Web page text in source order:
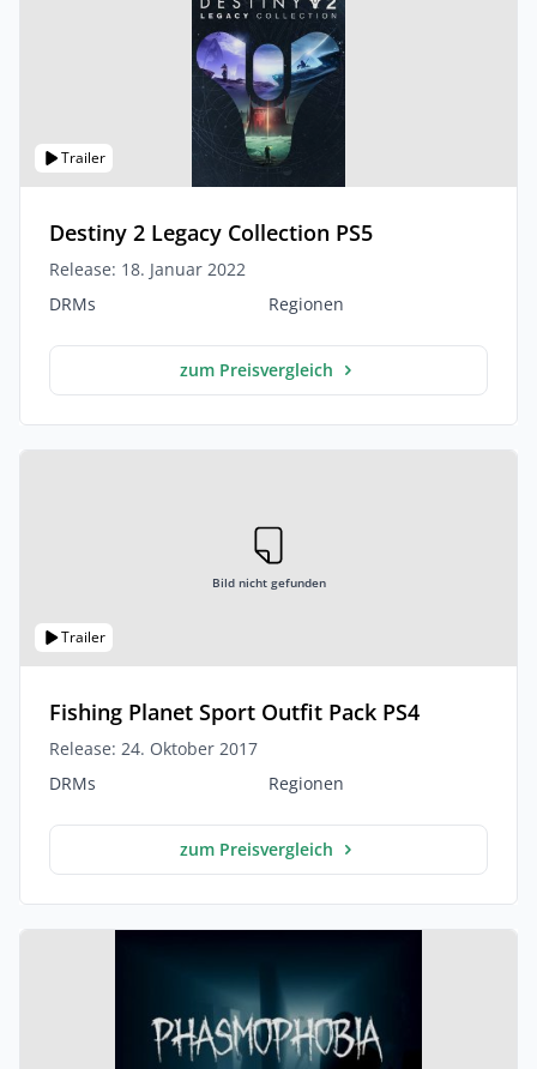
Trailer
Destiny 2 Legacy Collection PS5
Release: 18. Januar 2022
DRMs
Regionen
zum Preisvergleich
Trailer
Bild nicht gefunden
Fishing Planet Sport Outfit Pack PS4
Release: 24. Oktober 2017
DRMs
Regionen
zum Preisvergleich